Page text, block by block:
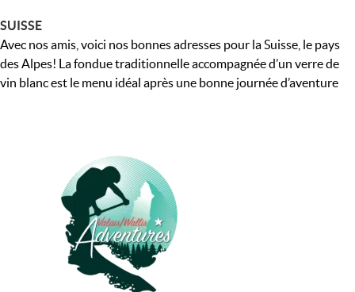
SUISSE
Avec nos amis, voici nos bonnes adresses pour la Suisse, le pays
des Alpes! La fondue traditionnelle accompagnée d’un verre de
vin blanc est le menu idéal après une bonne journée d’aventure